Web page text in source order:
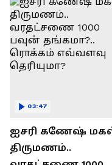
ஐசரி கணேஷ்
திருமணம்..
03:47